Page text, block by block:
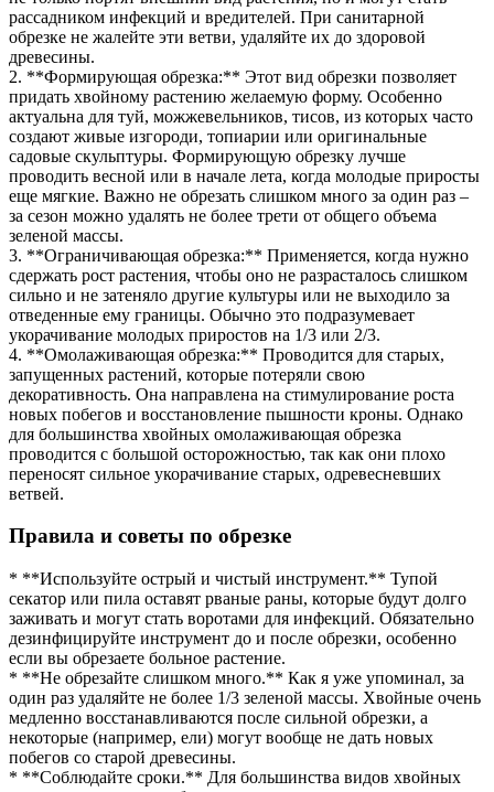
рассадником инфекций и вредителей. При санитарной
обрезке не жалейте эти ветви, удаляйте их до здоровой
древесины.
2. **Формирующая обрезка:** Этот вид обрезки позволяет
придать хвойному растению желаемую форму. Особенно
актуальна для туй, можжевельников, тисов, из которых часто
создают живые изгороди, топиарии или оригинальные
садовые скульптуры. Формирующую обрезку лучше
проводить весной или в начале лета, когда молодые приросты
еще мягкие. Важно не обрезать слишком много за один раз –
за сезон можно удалять не более трети от общего объема
зеленой массы.
3. **Ограничивающая обрезка:** Применяется, когда нужно
сдержать рост растения, чтобы оно не разрасталось слишком
сильно и не затеняло другие культуры или не выходило за
отведенные ему границы. Обычно это подразумевает
укорачивание молодых приростов на 1/3 или 2/3.
4. **Омолаживающая обрезка:** Проводится для старых,
запущенных растений, которые потеряли свою
декоративность. Она направлена на стимулирование роста
новых побегов и восстановление пышности кроны. Однако
для большинства хвойных омолаживающая обрезка
проводится с большой осторожностью, так как они плохо
переносят сильное укорачивание старых, одревесневших
ветвей.
Правила и советы по обрезке
* **Используйте острый и чистый инструмент.** Тупой
секатор или пила оставят рваные раны, которые будут долго
заживать и могут стать воротами для инфекций. Обязательно
дезинфицируйте инструмент до и после обрезки, особенно
если вы обрезаете больное растение.
* **Не обрезайте слишком много.** Как я уже упоминал, за
один раз удаляйте не более 1/3 зеленой массы. Хвойные очень
медленно восстанавливаются после сильной обрезки, а
некоторые (например, ели) могут вообще не дать новых
побегов со старой древесины.
* **Соблюдайте сроки.** Для большинства видов хвойных